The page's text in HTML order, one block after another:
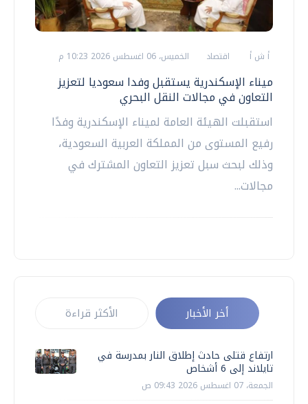
أ ش أ اقتصاد الخميس، 06 اغسطس 2026 10:23 م
ميناء الإسكندرية يستقبل وفدا سعوديا لتعزيز
التعاون في مجالات النقل البحري
استقبلت الهيئة العامة لميناء الإسكندرية وفدًا
رفيع المستوى من المملكة العربية السعودية،
وذلك لبحث سبل تعزيز التعاون المشترك في
مجالات...
أخر الأخبار الأكثر قراءة
ارتفاع قتلى حادث إطلاق النار بمدرسة في
تايلاند إلى 6 أشخاص
الجمعة، 07 اغسطس 2026 09:43 ص